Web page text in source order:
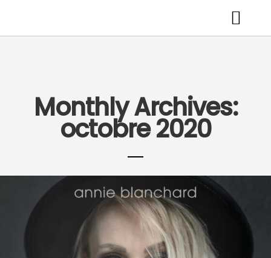
Monthly Archives:
octobre 2020